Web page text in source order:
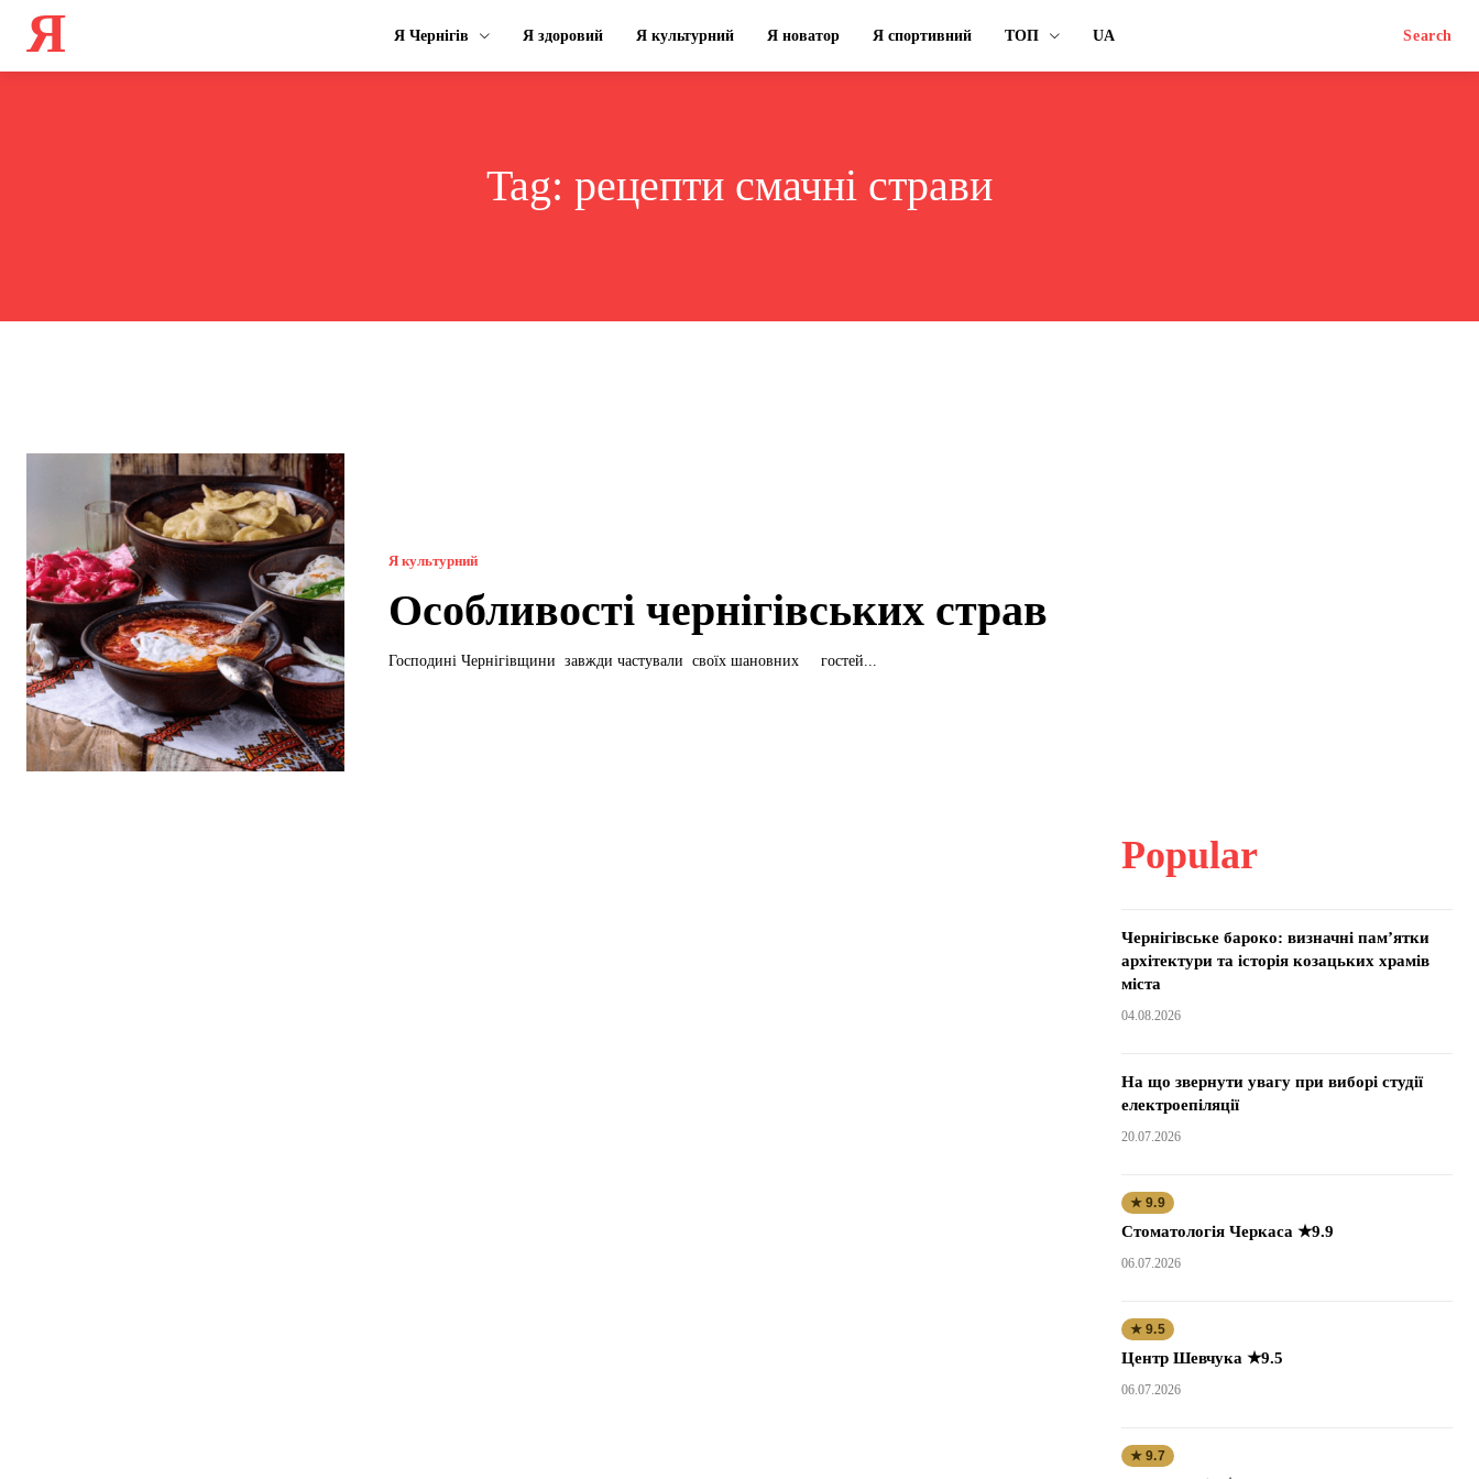
Я Я Чернігів Я здоровий Я культурний Я новатор Я спортивний ТОП UA Search
Tag: рецепти смачні страви
Я культурний
Особливості чернігівських страв
Господині Чернігівщини завжди частували своїх шановних гостей...
Popular
Чернігівське бароко: визначні пам’ятки
архітектури та історія козацьких храмів
міста
04.08.2026
На що звернути увагу при виборі студії
електроепіляції
20.07.2026
★ 9.9
Стоматологія Черкаса ★9.9
06.07.2026
★ 9.5
Центр Шевчука ★9.5
06.07.2026
★ 9.7